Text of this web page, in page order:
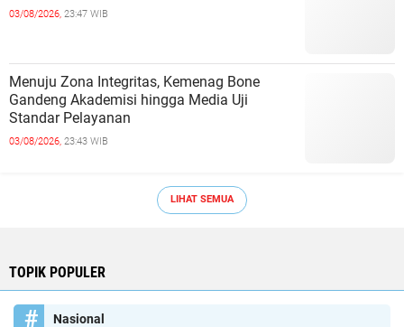
03/08/2026, 23:47 WIB
Menuju Zona Integritas, Kemenag Bone
Gandeng Akademisi hingga Media Uji
Standar Pelayanan
03/08/2026, 23:43 WIB
LIHAT SEMUA
TOPIK POPULER
Nasional